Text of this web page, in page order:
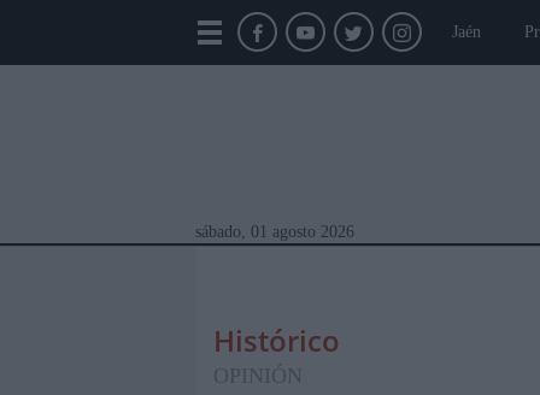
Jaén
sábado, 01 agosto 2026
Histórico
OPINIÓN